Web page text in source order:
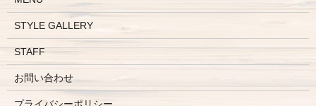
STYLE GALLERY
STAFF
お問い合わせ